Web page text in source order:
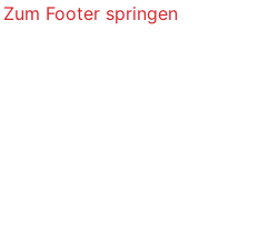
Zum Footer springen